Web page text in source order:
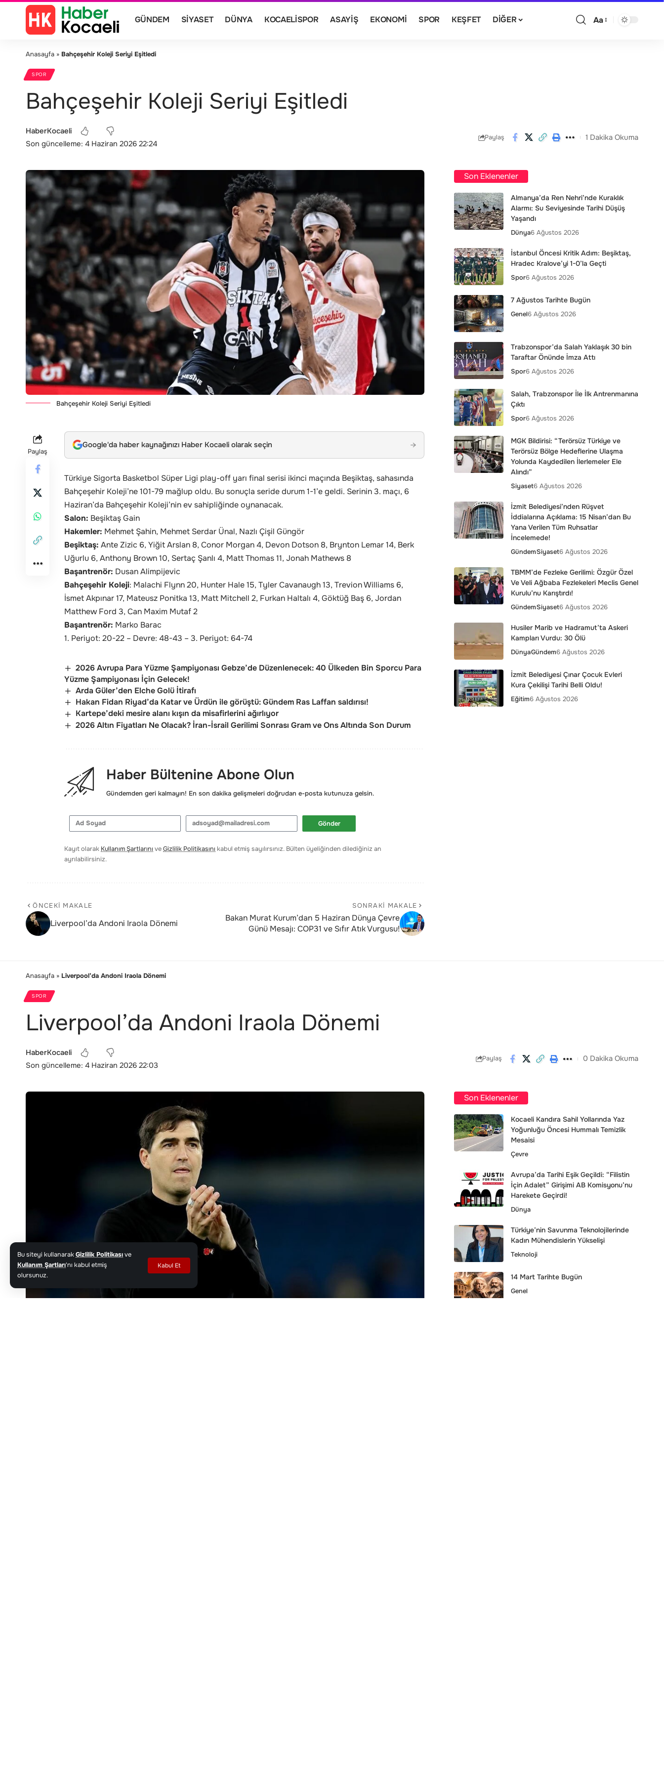
Bu siteyi kullanarakGizlilik Politikasıve
Kullanım Şartları'nı kabul etmiş
olursunuz.
Kabul Et
GÜNDEM SIYASET DÜNYA KOCAELISPOR ASAYIŞ EKONOMI SPOR KEŞFET DIĞER Aa
Anasayfa » Bahçeşehir Koleji Seriyi Eşitledi
SPOR
Bahçeşehir Koleji Seriyi Eşitledi
Son güncelleme: 4 Haziran 2026 22:24
HaberKocaeli
Paylaş 1 Dakika Okuma
Bahçeşehir Koleji Seriyi Eşitledi
Paylaş
Google'da haber kaynağınızı Haber Kocaeli olarak seçin →
Türkiye Sigorta Basketbol Süper Ligi play-off yarı final serisi ikinci maçında Beşiktaş, sahasında
Bahçeşehir Koleji’ne 101-79 mağlup oldu. Bu sonuçla seride durum 1-1’e geldi. Serinin 3. maçı, 6
Haziran’da Bahçeşehir Koleji’nin ev sahipliğinde oynanacak.
Salon: Beşiktaş Gain
Hakemler: Mehmet Şahin, Mehmet Serdar Ünal, Nazlı Çişil Güngör
Beşiktaş: Ante Zizic 6, Yiğit Arslan 8, Conor Morgan 4, Devon Dotson 8, Brynton Lemar 14, Berk
Uğurlu 6, Anthony Brown 10, Sertaç Şanlı 4, Matt Thomas 11, Jonah Mathews 8
Başantrenör: Dusan Alimpijevic
Bahçeşehir Koleji: Malachi Flynn 20, Hunter Hale 15, Tyler Cavanaugh 13, Trevion Williams 6,
İsmet Akpınar 17, Mateusz Ponitka 13, Matt Mitchell 2, Furkan Haltalı 4, Göktüğ Baş 6, Jordan
Matthew Ford 3, Can Maxim Mutaf 2
Başantrenör: Marko Barac
1. Periyot: 20-22 – Devre: 48-43 – 3. Periyot: 64-74
2026 Avrupa Para Yüzme Şampiyonası Gebze’de Düzenlenecek: 40 Ülkeden Bin Sporcu Para
Yüzme Şampiyonası İçin Gelecek!
Arda Güler’den Elche Golü İtirafı
Hakan Fidan Riyad’da Katar ve Ürdün ile görüştü: Gündem Ras Laffan saldırısı!
Kartepe’deki mesire alanı kışın da misafirlerini ağırlıyor
2026 Altın Fiyatları Ne Olacak? İran-İsrail Gerilimi Sonrası Gram ve Ons Altında Son Durum
Haber Bültenine Abone Olun
Gündemden geri kalmayın! En son dakika gelişmeleri doğrudan e-posta kutunuza gelsin.
Gönder
Kayıt olarak Kullanım Şartlarını veGizlilik Politikasını kabul etmiş sayılırsınız. Bülten üyeliğinden dilediğiniz an
ayrılabilirsiniz.
ÖNCEKI MAKALE
Liverpool’da Andoni Iraola Dönemi
SONRAKI MAKALE
Bakan Murat Kurum’dan 5 Haziran Dünya Çevre
Günü Mesajı: COP31 ve Sıfır Atık Vurgusu!
Son Eklenenler
Almanya’da Ren Nehri’nde Kuraklık
Alarmı: Su Seviyesinde Tarihi Düşüş
Yaşandı
Dünya6 Ağustos 2026
İstanbul Öncesi Kritik Adım: Beşiktaş,
Hradec Kralove’yi 1-0’la Geçti
Spor6 Ağustos 2026
7 Ağustos Tarihte Bugün
Genel6 Ağustos 2026
Trabzonspor’da Salah Yaklaşık 30 bin
Taraftar Önünde İmza Attı
Spor6 Ağustos 2026
Salah, Trabzonspor İle İlk Antrenmanına
Çıktı
Spor6 Ağustos 2026
MGK Bildirisi: “Terörsüz Türkiye ve
Terörsüz Bölge Hedeflerine Ulaşma
Yolunda Kaydedilen İlerlemeler Ele
Alındı”
Siyaset6 Ağustos 2026
İzmit Belediyesi’nden Rüşvet
İddialarına Açıklama: 15 Nisan’dan Bu
Yana Verilen Tüm Ruhsatlar
İncelemede!
GündemSiyaset6 Ağustos 2026
TBMM’de Fezleke Gerilimi: Özgür Özel
Ve Veli Ağbaba Fezlekeleri Meclis Genel
Kurulu’nu Karıştırdı!
GündemSiyaset6 Ağustos 2026
Husiler Marib ve Hadramut’ta Askeri
Kampları Vurdu: 30 Ölü
DünyaGündem6 Ağustos 2026
İzmit Belediyesi Çınar Çocuk Evleri
Kura Çekilişi Tarihi Belli Oldu!
Eğitim6 Ağustos 2026
Anasayfa » Liverpool’da Andoni Iraola Dönemi
SPOR
Liverpool’da Andoni Iraola Dönemi
Son güncelleme: 4 Haziran 2026 22:03
HaberKocaeli
Paylaş 0 Dakika Okuma
Son Eklenenler
Kocaeli Kandıra Sahil Yollarında Yaz
Yoğunluğu Öncesi Hummalı Temizlik
Mesaisi
Çevre
Avrupa’da Tarihi Eşik Geçildi: “Filistin
İçin Adalet” Girişimi AB Komisyonu’nu
Harekete Geçirdi!
Dünya
Türkiye’nin Savunma Teknolojilerinde
Kadın Mühendislerin Yükselişi
Teknoloji
14 Mart Tarihte Bugün
Genel